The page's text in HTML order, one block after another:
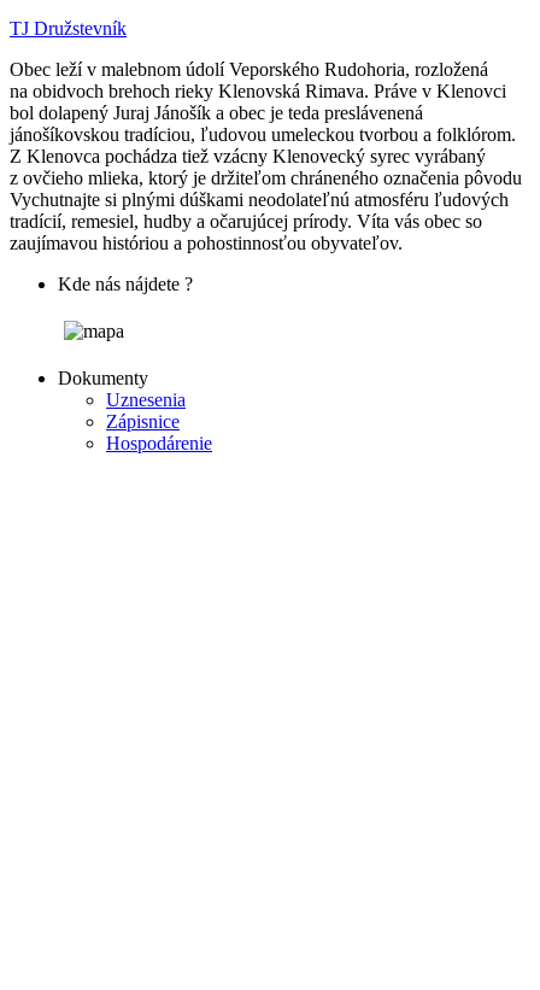
TJ Družstevník
Obec leží v malebnom údolí Veporského Rudohoria, rozložená
na obidvoch brehoch rieky Klenovská Rimava. Práve v Klenovci
bol dolapený Juraj Jánošík a obec je teda preslávenená
jánošíkovskou tradíciou, ľudovou umeleckou tvorbou a folklórom.
Z Klenovca pochádza tiež vzácny Klenovecký syrec vyrábaný
z ovčieho mlieka, ktorý je držiteľom chráneného označenia pôvodu
Vychutnajte si plnými dúškami neodolateľnú atmosféru ľudových
tradícií, remesiel, hudby a očarujúcej prírody. Víta vás obec so
zaujímavou históriou a pohostinnosťou obyvateľov.
Kde nás nájdete ?
Dokumenty
Uznesenia
Zápisnice
Hospodárenie